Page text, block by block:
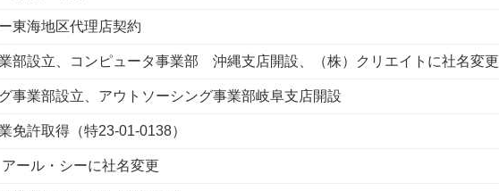
東海地区代理店契約
部設立、コンピュータ事業部 沖縄支店開設、（株）クリエイトに社名変更
事業部設立、アウトソーシング事業部岐阜支店開設
免許取得（特23-01-0138）
ール・シーに社名変更